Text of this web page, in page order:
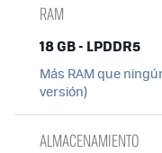
RAM
18 GB - LPDDR5
Más RAM que
versión)
ALMACENAMIENTO